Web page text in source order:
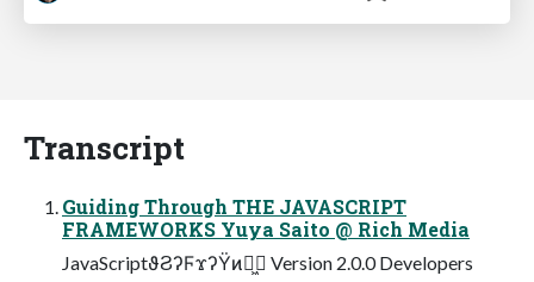
Transcript
Guiding Through THE JAVASCRIPT
FRAMEWORKS Yuya Saito @ Rich Media
JavaScriptϑϨʔϜϫʔΫͷา͖ํ Version 2.0.0 Developers